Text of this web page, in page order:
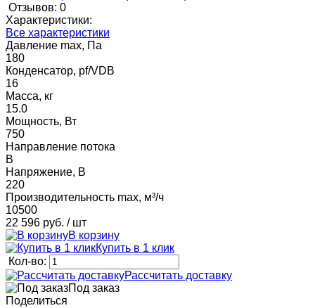
Отзывов: 0
Характеристики:
Все характеристики
Давление max, Па
180
Конденсатор, pf/VDB
16
Масса, кг
15.0
Мощность, Вт
750
Направление потока
B
Напряжение, В
220
Производительность max, м³/ч
10500
22 596 руб. / шт
В корзину
Купить в 1 клик
Кол-во:
Рассчитать доставку
Под заказ
Поделиться